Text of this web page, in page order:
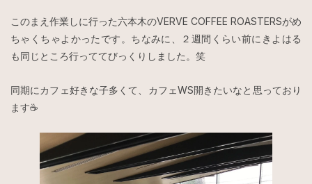
このまえ作業しに行った六本木のVERVE COFFEE ROASTERSがめ
ちゃくちゃよかったです。ちなみに、２週間くらい前にきよはる
も同じところ行っててびっくりしました。笑
同期にカフェ好きな子多くて、カフェWS開きたいなと思っており
ます☕